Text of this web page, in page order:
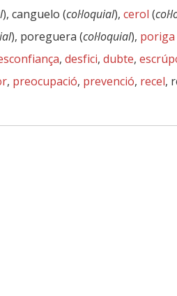
), canguelo (col·loquial), cerol (
), poreguera (col·loquial), poriga
, desfici, dubte,
, preocupació, prevenció, recel,